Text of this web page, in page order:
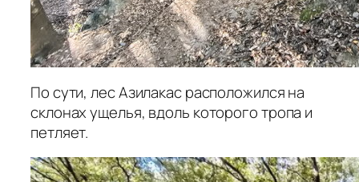
По сути, лес Азилакас расположился на
склонах ущелья, вдоль которого тропа и
петляет.